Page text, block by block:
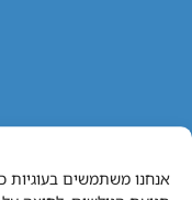
אנחנו משתמשים בעוגיות